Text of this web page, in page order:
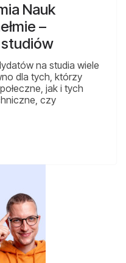
Nauk
–
na studia wiele
dla tych, którzy
jak i tych
czy